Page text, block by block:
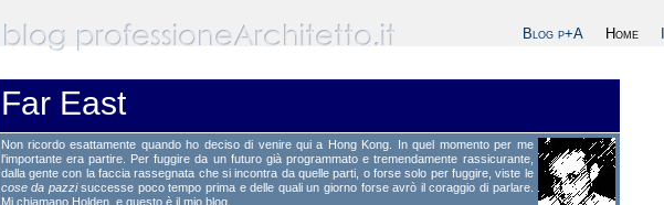
Far East
Home
Blog p+A
Non ricordo esattamente quando ho deciso di venire qui a Hong Kong. In quel momento per me
l'importante era partire. Per fuggire da un futuro già programmato e tremendamente rassicurante,
dalla gente con la faccia rassegnata che si incontra da quelle parti, o forse solo per fuggire, viste le
cose da pazzisuccesse poco tempo prima e delle quali un giorno forse avrò il coraggio di parlare.
Mi chiamano Holden, e questo è il mio blog.